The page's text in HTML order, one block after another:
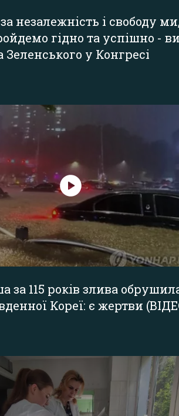
незалежність і свободу
гідно та успішно -
у Конгресі
за 115 років злива
Кореї: є жертви